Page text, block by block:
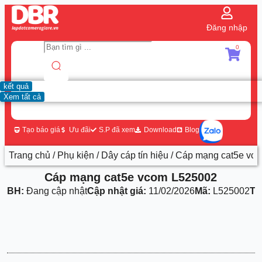
Đăng nhập
kết quả
Xem tất cả
0
Tạo báo giá Ưu đãi S.P đã xem Download Blog
Trang chủ / Phụ kiện / Dây cáp tín hiệu / Cáp mạng cat5e
Cáp mạng cat5e vcom L525002
BH: Đang cập nhậtCập nhật giá: 11/02/2026Mã: L525002